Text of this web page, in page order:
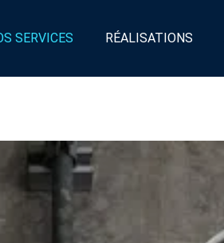
SERVICES RÉALISATIONS